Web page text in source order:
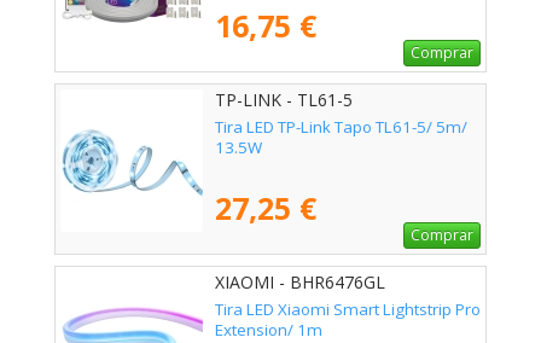
16,75 €
Comprar
TP-LINK - TL61-5
Tira LED TP-Link Tapo TL61-5/ 5m/
13.5W
27,25 €
Comprar
XIAOMI - BHR6476GL
Tira LED Xiaomi Smart Lightstrip Pro
Extension/ 1m